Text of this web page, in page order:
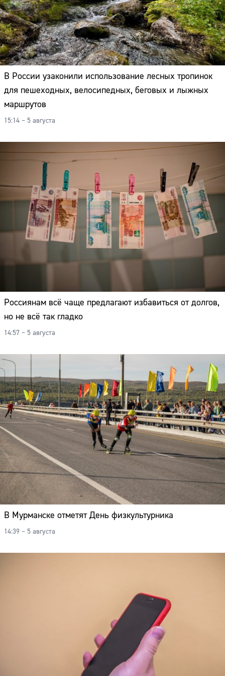
В России узаконили использование лесных тропинок
для пешеходных, велосипедных, беговых и лыжных
маршрутов
15:14 – 5 августа
Россиянам всё чаще предлагают избавиться от долгов,
но не всё так гладко
14:57 – 5 августа
В Мурманске отметят День физкультурника
14:39 – 5 августа